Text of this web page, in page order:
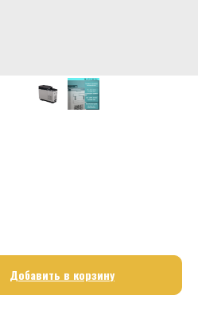
Добавить в корзину